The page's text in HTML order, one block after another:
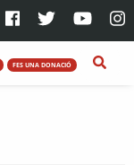
FES UNA DONACIÓ